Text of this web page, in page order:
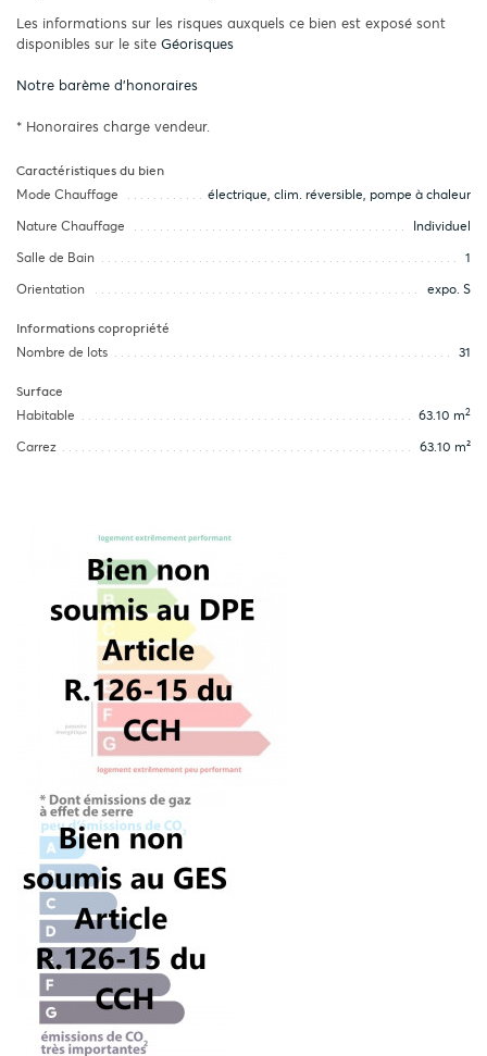
Les informations sur les risques auxquels ce bien est exposé sont
disponibles sur le site Géorisques
Notre barème d'honoraires
* Honoraires charge vendeur.
Caractéristiques du bien
Mode Chauffage
électrique, clim. réversible, pompe à chaleur
Nature Chauffage Individuel
Salle de Bain 1
Orientation expo. S
Informations copropriété
Nombre de lots
31
Surface
Habitable
63.10 m2
Carrez 63.10 m²